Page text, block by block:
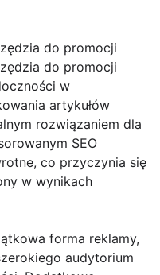
do promocji
do promocji
w
artykułów
rozwiązaniem dla
SEO
co przyczynia się
w wynikach
forma reklamy,
audytorium